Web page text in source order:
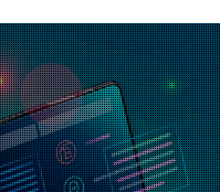
お
イ